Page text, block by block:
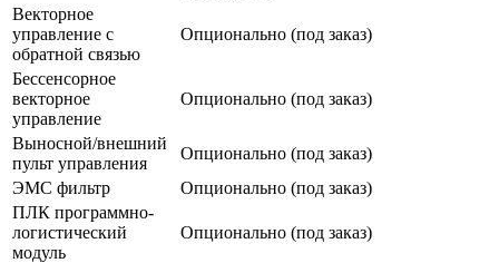
Векторное
управление с
обратной связью
Опционально (под заказ)
Бессенсорное
векторное
управление
Опционально (под заказ)
Выносной/внешний
пульт управления
Опционально (под заказ)
ЭМС фильтр
Опционально (под заказ)
ПЛК программно-
логистический
модуль
Опционально (под заказ)